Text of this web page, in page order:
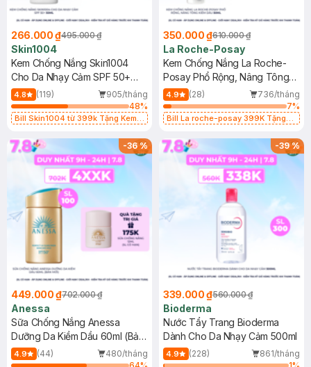
266.000 ₫495.000 ₫
Skin1004
Kem Chống Nắng Skin1004
Cho Da Nhạy Cảm SPF 50+
50ml
4.8 (119)
905/tháng
48%
Bill Skin1004 từ 399k Tặng Kem
SPF 50+ 20ml (SL Có Hạn)
350.000 ₫610.000 ₫
La Roche-Posay
Kem Chống Nắng La Roche-
Posay Phổ Rộng, Nâng Tông
Kiềm Dầu 50ml
4.9 (28)
736/tháng
7%
Bill La roche-posay 399K Tặng
(SL có hạn)
-36%
449.000 ₫702.000 ₫
Anessa
Sữa Chống Nắng Anessa
Dưỡng Da Kiềm Dầu 60ml (Bản
Mới)
4.9 (44)
480/tháng
-39%
339.000 ₫560.000 ₫
Bioderma
Nước Tẩy Trang Bioderma
Dành Cho Da Nhạy Cảm 500ml
4.9 (228)
861/tháng